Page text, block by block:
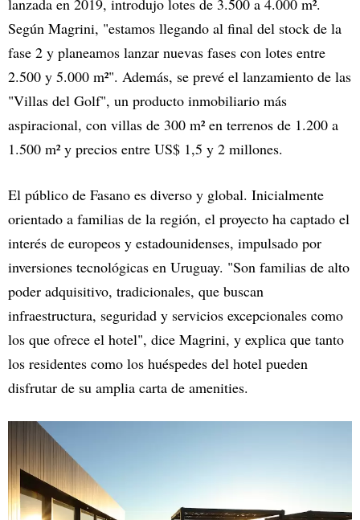
lanzada en 2019, introdujo lotes de 3.500 a 4.000 m².
Según Magrini, "estamos llegando al final del stock de la
fase 2 y planeamos lanzar nuevas fases con lotes entre
2.500 y 5.000 m²". Además, se prevé el lanzamiento de las
"Villas del Golf", un producto inmobiliario más
aspiracional, con villas de 300 m² en terrenos de 1.200 a
1.500 m² y precios entre US$ 1,5 y 2 millones.
El público de Fasano es diverso y global. Inicialmente
orientado a familias de la región, el proyecto ha captado el
interés de europeos y estadounidenses, impulsado por
inversiones tecnológicas en Uruguay. "Son familias de alto
poder adquisitivo, tradicionales, que buscan
infraestructura, seguridad y servicios excepcionales como
los que ofrece el hotel", dice Magrini, y explica que tanto
los residentes como los huéspedes del hotel pueden
disfrutar de su amplia carta de amenities.